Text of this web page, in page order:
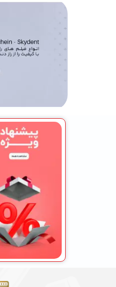
۵۹۵,۰۰۰ تومان
۵۳۵,۵۰۰ تومان
۱۰ درصد